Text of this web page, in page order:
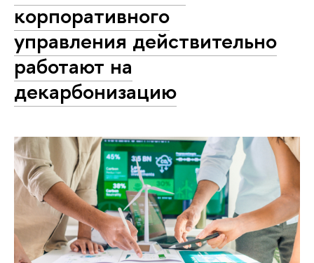
корпоративного
управления действительно
работают на
декарбонизацию